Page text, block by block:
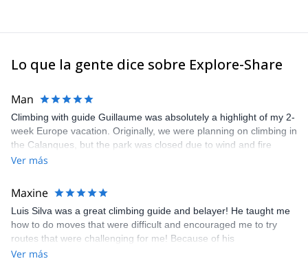
Lo que la gente dice sobre Explore-Share
Man
Climbing with guide Guillaume was absolutely a highlight of my 2-
week Europe vacation. Originally, we were planning on climbing in
the Calanques, but the park was closed due to wind and fire
danger. Guillaume chose another amazing location (Pic de
kindly offered train station pick-up and hotel drop off, which I
appreciated very much. The multi-pitch route we did was not only
fun but also the right amount of challenge, which I thoroughly
enjoyed. The communication from the team (Gauthier) was
prompt and clear—highly recommend!
Ver más
Maxine
Luis Silva was a great climbing guide and belayer! He taught me
how to do moves that were difficult and encouraged me to try
routes that were challenging for me! Because of his
encouragement, I managed to complete these routes! I really
Ver más